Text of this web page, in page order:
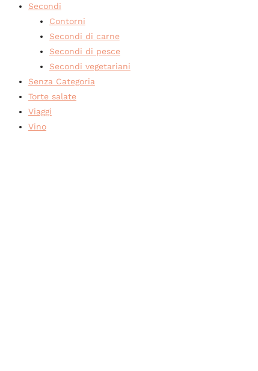
Secondi
Contorni
Secondi di carne
Secondi di pesce
Secondi vegetariani
Senza Categoria
Torte salate
Viaggi
Vino